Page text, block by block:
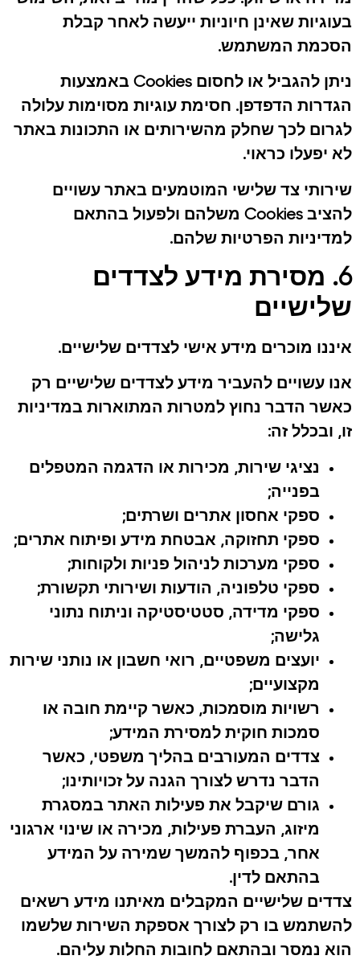
בעוגיות שאינן חיוניות ייעשה לאחר קבלת
הסכמת המשתמש.
ניתן להגביל או לחסום Cookies באמצעות
הגדרות הדפדפן. חסימת עוגיות מסוימות עלולה
לגרום לכך שחלק מהשירותים או התכונות באתר
לא יפעלו כראוי.
שירותי צד שלישי המוטמעים באתר עשויים
להציב Cookies משלהם ולפעול בהתאם
למדיניות הפרטיות שלהם.
6. מסירת מידע לצדדים
שלישיים
איננו מוכרים מידע אישי לצדדים שלישיים.
אנו עשויים להעביר מידע לצדדים שלישיים רק
כאשר הדבר נחוץ למטרות המתוארות במדיניות
זו, ובכלל זה:
נציגי שירות, מכירות או הדגמה המטפלים
בפנייה;
ספקי אחסון אתרים ושרתים;
ספקי תחזוקה, אבטחת מידע ופיתוח אתרים;
ספקי מערכות לניהול פניות ולקוחות;
ספקי טלפוניה, הודעות ושירותי תקשורת;
ספקי מדידה, סטטיסטיקה וניתוח נתוני
גלישה;
יועצים משפטיים, רואי חשבון או נותני שירות
מקצועיים;
רשויות מוסמכות, כאשר קיימת חובה או
סמכות חוקית למסירת המידע;
צדדים המעורבים בהליך משפטי, כאשר
הדבר נדרש לצורך הגנה על זכויותינו;
גורם שיקבל את פעילות האתר במסגרת
מיזוג, העברת פעילות, מכירה או שינוי ארגוני
אחר, בכפוף להמשך שמירה על המידע
בהתאם לדין.
צדדים שלישיים המקבלים מאיתנו מידע רשאים
להשתמש בו רק לצורך אספקת השירות שלשמו
הוא נמסר ובהתאם לחובות החלות עליהם.